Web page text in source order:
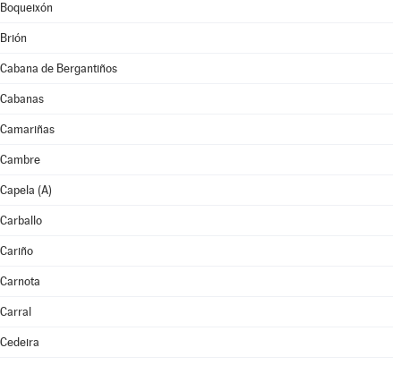
Boqueixón
Brión
Cabana de Bergantiños
Cabanas
Camariñas
Cambre
Capela (A)
Carballo
Cariño
Carnota
Carral
Cedeira